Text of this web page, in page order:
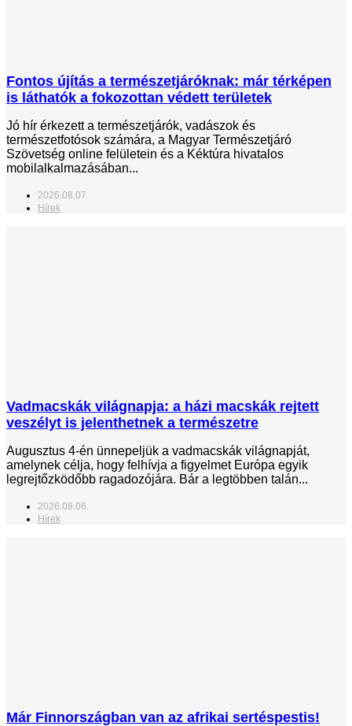
Fontos újítás a természetjáróknak: már térképen
is láthatók a fokozottan védett területek
Jó hír érkezett a természetjárók, vadászok és
természetfotósok számára, a Magyar Természetjáró
Szövetség online felületein és a Kéktúra hivatalos
mobilalkalmazásában...
2026.08.07.
Hírek
Vadmacskák világnapja: a házi macskák rejtett
veszélyt is jelenthetnek a természetre
Augusztus 4-én ünnepeljük a vadmacskák világnapját,
amelynek célja, hogy felhívja a figyelmet Európa egyik
legrejtőzködőbb ragadozójára. Bár a legtöbben talán...
2026.08.06.
Hírek
Már Finnországban van az afrikai sertéspestis!